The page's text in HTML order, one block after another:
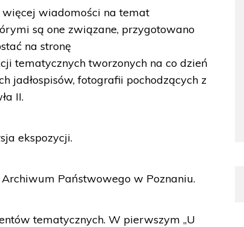
więcej wiadomości na temat
są one związane, przygotowano
na stronę
tematycznych tworzonych na co dzień
jadłospisów, fotografii pochodzących z
II.
ekspozycji.
Państwowego w Poznaniu.
tematycznych. W pierwszym „U